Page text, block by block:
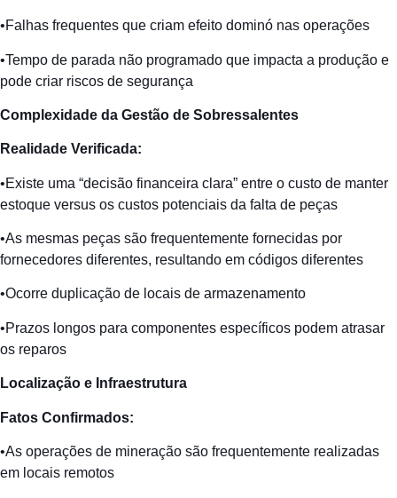
•Falhas frequentes que criam efeito dominó nas operações
•Tempo de parada não programado que impacta a produção e
pode criar riscos de segurança
Complexidade da Gestão de Sobressalentes
Realidade Verificada:
•Existe uma “decisão financeira clara” entre o custo de manter
estoque versus os custos potenciais da falta de peças
•As mesmas peças são frequentemente fornecidas por
fornecedores diferentes, resultando em códigos diferentes
•Ocorre duplicação de locais de armazenamento
•Prazos longos para componentes específicos podem atrasar
os reparos
Localização e Infraestrutura
Fatos Confirmados:
•As operações de mineração são frequentemente realizadas
em locais remotos